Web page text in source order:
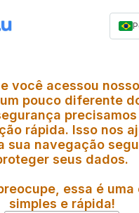
você acessou
pouco diferente
rápida. Isso nos
sua navegação
seus dados.
essa é uma
simples e rápida!